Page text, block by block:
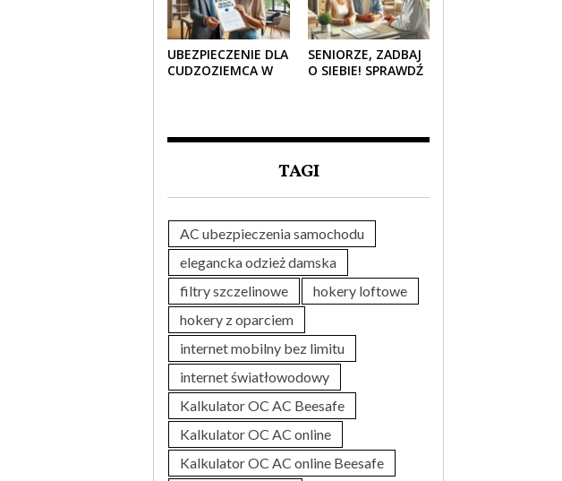
UBEZPIECZENIE DLA
CUDZOZIEMCA W
SENIORZE, ZADBAJ
O SIEBIE! SPRAWDŹ
TAGI
AC ubezpieczenia samochodu
elegancka odzież damska
filtry szczelinowe
hokery loftowe
hokery z oparciem
internet mobilny bez limitu
internet światłowodowy
Kalkulator OC AC Beesafe
Kalkulator OC AC online
Kalkulator OC AC online Beesafe